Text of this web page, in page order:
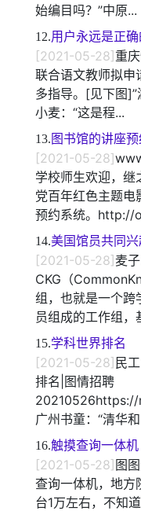
始编目吗？”中原...
12.用户永远是正确
[2021-05-28]重
联合语文教师拟申
多指导。[见下图
小麦：“这是程...
13. 图书馆的讲座
[2021-05-28]
学校师生欢迎，继
党百年红色主题电
预约系统。http://
14.美国馆员共同兴
[2021-05-28]麦
CKG（
组，也就是一个跨
员组成的工作组，
15.学科世界排名
[2021-05-28]民
排名|图情招聘
20210526https://
广州书童：“清华
16.触摸查询一体机
[2021-05-28]图
查询一体机，地方
台1万左右，不知